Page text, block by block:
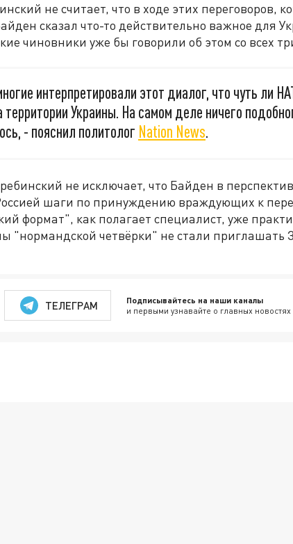
не считает, что в ходе этих переговоров,
сказал что-то действительно важное для
чиновники уже бы говорили об этом со всех
интерпретировали этот диалог, что чуть ли
территории Украины. На самом деле ничего
- пояснил политолог Nation News.
не исключает, что Байден в
шаги по принуждению враждующих к
формат", как полагает специалист, уже
"нормандской четвёрки" не стали приглашать
ТЕЛЕГРАМ Подписывайтесь на наши каналы
и первыми узнавайте о главных